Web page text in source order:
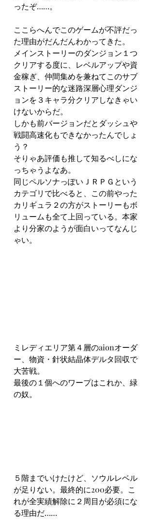
ったぞ……。
ここらへんでこのゲームが不評だっ
た理由がだんだんわかってきた。
メインストーリーのダンジョン１つ
クリアする度に、レベルアップや資
金稼ぎ、仲間集めを兼ねてこのサブ
ストーリー的な迷路深層心理ダンジ
ョンを３キャラ分クリアしなきゃい
けないからだ。
しかも前バージョンだとダッシュや
戦闘高速化もできなかったんでしょ
う？
そりゃあ評価も推して知るべしにな
っちゃうよなあ。
同じペルソナっぽいＪＲＰＧという
カテゴリで比べると、この前やった
カリギュラ２の方がストーリーもボ
リュームも全て上回っている。本家
より分家のようが面白いってなんじ
ゃい。
ミレディエリア第４層のaionオーダ
ー、物資・針状結晶体デルタ回収で
大苦戦。
最後の１個へのワープはこれか、緑
の奴。
５階までいけたけど、ソウルレベル
が足りない。最終的に200必要。こ
れが全実績解除に２周目が必須にな
る理由だ……